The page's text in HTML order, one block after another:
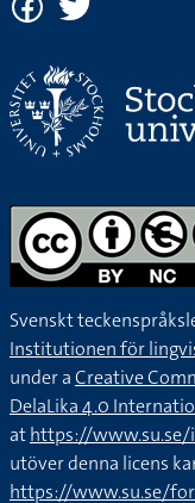
Svenskt
Institutionen för
under aCreative
DelaLika 4.0
athttps://
utöver denna licens
https://www.su.se/